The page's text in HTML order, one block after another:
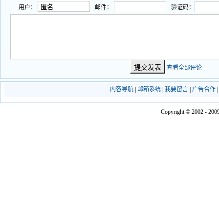
用户： 邮件： 验证码：
查看全部评论
内容导航| 邮箱系统| 我要留言| 广告合作|
Copyright © 2002 -